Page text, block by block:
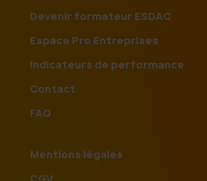
Devenir formateur ESDAC
Espace Pro Entreprises
Indicateurs de performance
Contact
FAQ
Mentions légales